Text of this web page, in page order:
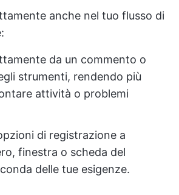
anche nel tuo flusso di
da un commento o
strumenti, rendendo più
attività o problemi
di registrazione a
finestra o scheda del
delle tue esigenze.